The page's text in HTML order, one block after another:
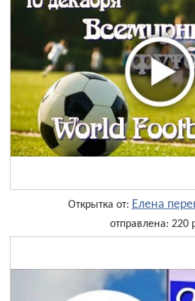
Открытка от: Елена
отправлена: 220